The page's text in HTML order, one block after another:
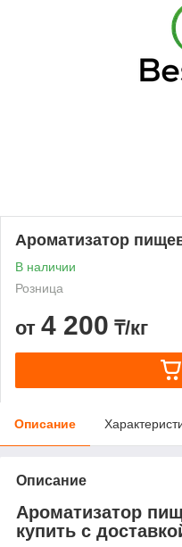
Ароматизатор
В наличии
Розница
от 4 200 ₸/кг
Описание
Описание
Ароматизатор
купить с